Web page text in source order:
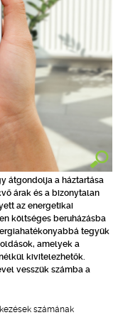
átgondolja a háztartása
árak és a bizonytalan
az energetikai
költséges beruházásba
tegyük
amelyek a
kivitelezhetők.
vesszük számba a
számának